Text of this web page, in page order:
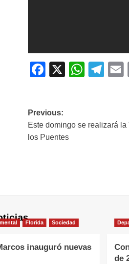
Facebook
X
Navegación
de
Previous:
Este domingo se realizará la
los Puentes
Florida Sociedad
inauguró nuevas
de